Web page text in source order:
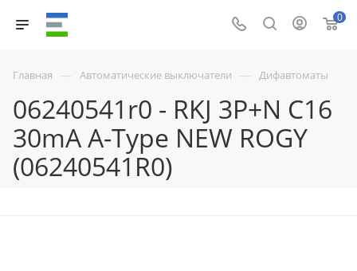
0
Главная — Автоматические выключатели — Дифавтоматы
06240541r0 - RKJ 3P+N C16
30mA A-Type NEW ROGY
(06240541R0)